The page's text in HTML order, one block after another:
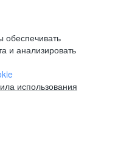
и анализировать
использования